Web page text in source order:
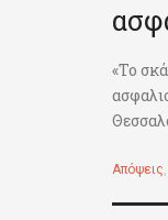
«Το
Απόψεις,